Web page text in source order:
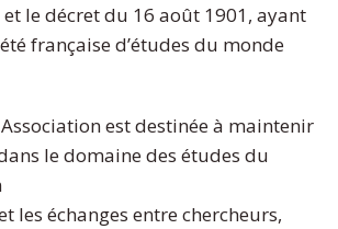
le décret du 16 août 1901, ayant
française d’études du monde
est destinée à maintenir
le domaine des études du
les échanges entre chercheurs,